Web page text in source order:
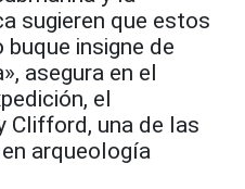
sugieren que estos
insigne de
asegura en el
el
Clifford, una de las
arqueología